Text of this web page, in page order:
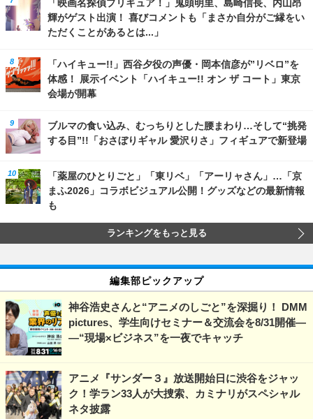
「映画名探偵プリキュア！」鬼頭明里、島崎信長、内山昂
輝がゲスト出演！ 喜びコメントも「まさか自分がご縁をい
ただくことがあるとは...」
「ハイキュー!!」西谷夕役の声優・岡本信彦が”リベロ”を
体感！ 展示イベント「ハイキュー!! オン ザ コート」東京
会場が開幕
ブルマの食い込み、むっちりとした腰まわり…そして“挑発
する目”!!「おさぼりギャル 愛沢りさ」フィギュアで新登場
「薬屋のひとりごと」「東リベ」「アーリャさん」…「京
まふ2026」コラボビジュアル公開！グッズなどの最新情報
も
ランキングをもっと見る
編集部ピックアップ
神谷浩史さんと“アニメのしごと”を深掘り！ DMM
pictures、学生向けセミナー＆交流会を8/31開催―
―“現場×ビジネス”を一夜でキャッチ
アニメ『サンダー３』放送開始日に渋谷をジャッ
ク！学ラン33人が大捜索、カミナリがスペシャル
ネタ披露